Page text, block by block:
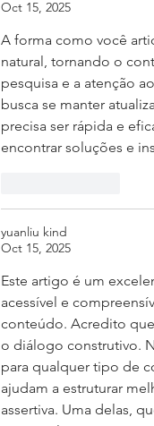
Oct 15, 2025
A forma como você
natural, tornando o
pesquisa e a atenção
busca se manter
precisa ser rápida e
encontrar soluções e
yuanliu kind
Oct 15, 2025
Este artigo é um
acessível e
conteúdo. Acredito
o diálogo construtivo.
para qualquer tipo de
ajudam a estruturar
assertiva. Uma delas,